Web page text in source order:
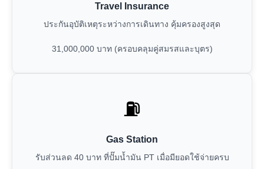
Travel Insurance
ประกันอุบัติเหตุระหว่างการเดินทาง คุ้มครองสูงสุด
31,000,000 บาท (ครอบคลุมคู่สมรสและบุตร)
⛽
Gas Station
รับส่วนลด 40 บาท ที่ปั๊มน้ำมัน PT เมื่อมียอดใช้จ่ายครบ